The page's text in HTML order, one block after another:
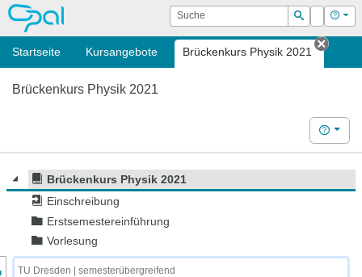
OPAL Suche
Suchen
Login Hilfe
Startseite Kursangebote Brückenkurs Physik 2021
Tab
Brückenkurs Physik 2021
Hilfe
Brückenkurs Physik 2021
Einschreibung
Erstsemestereinführung
Vorlesung
des Kursmenüs
TU Dresden | semesterübergreifend